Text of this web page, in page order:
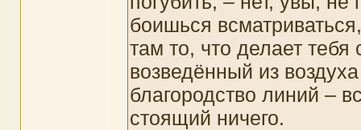
боишься
там то, что делает
возведённый из
благородство линий –
стоящий ничего.